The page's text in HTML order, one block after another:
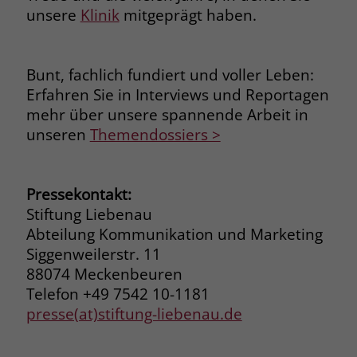
unsere Klinikmitgeprägt haben.
Bunt, fachlich fundiert und voller Leben:
Erfahren Sie in Interviews und Reportagen
mehr über unsere spannende Arbeit in
unseren Themendossiers >
Pressekontakt:
Stiftung Liebenau
Abteilung Kommunikation und Marketing
Siggenweilerstr. 11
88074 Meckenbeuren
Telefon +49 7542 10-1181
presse(at)stiftung-liebenau.de
Anbieter stiftung-liebenau.de
Laufzeit
Behält die Zustände des Benutzers bei
Name cookie_optin
Anbieter www.stiftung-liebenau.de
Laufzeit 1 Monat
Zweck
Behält die Zustimmung des Benutzers
Browsers und die Einstellungen
Aktionen, die bei späteren Besuchen
derselben Website durchgeführt
werden, mit derselben
Benutzerkennung verknüpft werden.
Anbieter www.clarity.ms
Laufzeit 1 Jahr
Zweck
Microsoft Clarity setzt dieses Cookie,
um die Seitenaufrufe eines Benutzers
zu speichern und in einer einzigen
Sitzungsaufzeichnung